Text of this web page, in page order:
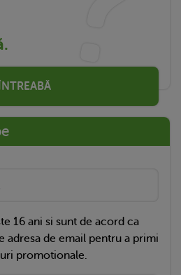
ÎNTREABĂ
16 ani si sunt de acord ca
adresa de email pentru a primi
promotionale.